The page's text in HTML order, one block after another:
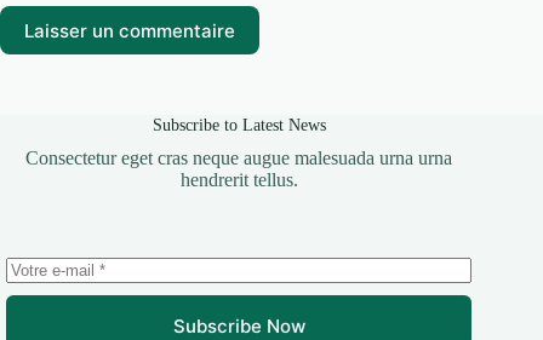
Laisser un commentaire
Subscribe to Latest News
Consectetur eget cras neque augue malesuada urna urna
hendrerit tellus.
Subscribe Now